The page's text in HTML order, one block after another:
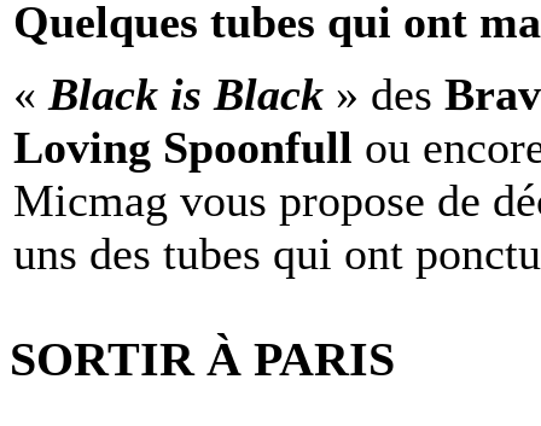
Quelques tubes qui ont
« Black is Black » des
Loving Spoonfull ou
Micmag vous propose de
uns des tubes qui ont
SORTIR À PARIS